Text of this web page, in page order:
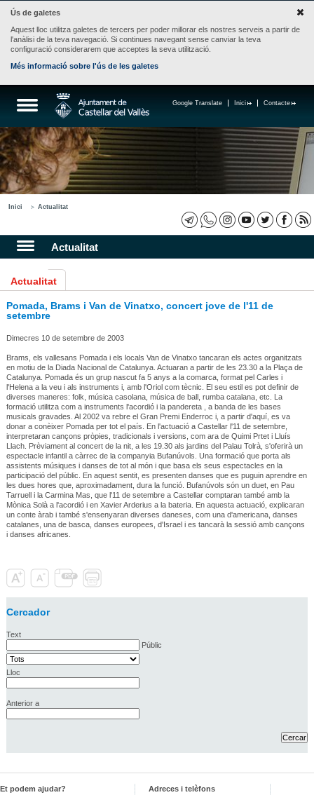
Ús de galetes
Aquest lloc utilitza galetes de tercers per poder millorar els nostres serveis a partir de
l'anàlisi de la teva navegació. Si continues navegant sense canviar la teva
configuració considerarem que acceptes la seva utilització.
Més informació sobre l'ús de les galetes
Contacte
Inici
Google Translate
Inici Actualitat
Actualitat
Actualitat
Pomada, Brams i Van de Vinatxo, concert jove de l'11 de
setembre
Dimecres 10 de setembre de 2003
Brams, els vallesans Pomada i els locals Van de Vinatxo tancaran els actes organitzats
en motiu de la Diada Nacional de Catalunya. Actuaran a partir de les 23.30 a la Plaça de
Catalunya. Pomada és un grup nascut fa 5 anys a la comarca, format pel Carles i
l'Helena a la veu i als instruments i, amb l'Oriol com tècnic. El seu estil es pot definir de
diverses maneres: folk, música casolana, música de ball, rumba catalana, etc. La
formació utilitza com a instruments l'acordió i la pandereta , a banda de les bases
musicals gravades. Al 2002 va rebre el Gran Premi Enderroc i, a partir d'aquí, es va
donar a conèixer Pomada per tot el país. En l'actuació a Castellar l'11 de setembre,
interpretaran cançons pròpies, tradicionals i versions, com ara de Quimi Prtet i Lluís
Llach. Prèviament al concert de la nit, a les 19.30 als jardins del Palau Tolrà, s'oferirà un
espectacle infantil a càrrec de la companyia Bufanúvols. Una formació que porta als
assistents músiques i danses de tot al món i que basa els seus espectacles en la
participació del públic. En aquest sentit, es presenten danses que es puguin aprendre en
les dues hores que, aproximadament, dura la funció. Bufanúvols són un duet, en Pau
Tarruell i la Carmina Mas, que l'11 de setembre a Castellar comptaran també amb la
Mònica Solà a l'acordió i en Xavier Arderius a la bateria. En aquesta actuació, explicaran
un conte àrab i també s'ensenyaran diverses daneses, com una d'americana, danses
catalanes, una de basca, danses europees, d'Israel i es tancarà la sessió amb cançons
i danses africanes.
Cercador
Text
Públic
Lloc
Anterior a
Et podem ajudar?
Adreces i telèfons